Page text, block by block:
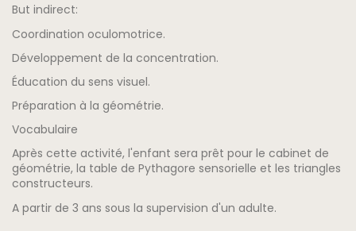
But indirect:
Coordination oculomotrice.
Développement de la concentration.
Éducation du sens visuel.
Préparation à la géométrie.
Vocabulaire
Après cette activité, l'enfant sera prêt pour le cabinet de
géométrie, la table de Pythagore sensorielle et les triangles
constructeurs.
A partir de 3 ans sous la supervision d'un adulte.